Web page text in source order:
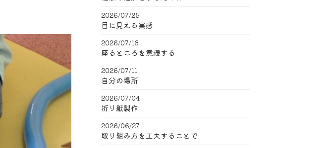
2026/07/25
目に見える実感
2026/07/18
座るところを意識する
2026/07/11
自分の場所
2026/07/04
折り紙製作
2026/06/27
取り組み方を工夫することで